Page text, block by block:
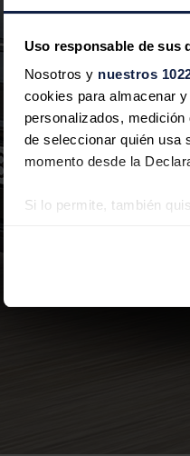
Uso responsable de sus
Nosotros y nuestros
cookies para almacenar
personalizados,
de seleccionar quién usa
momento desde la
Si lo permite, también
Las cookies de este